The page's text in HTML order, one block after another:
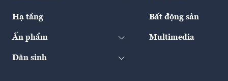
Hạ tầng Bất động sản
Ấn phẩm Multimedia
Dân sinh